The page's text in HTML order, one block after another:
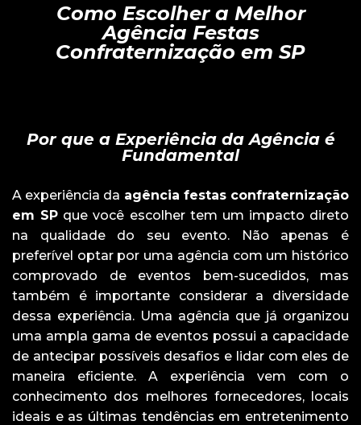
Como Escolher a Melhor
Agência Festas
Confraternização em SP
Por que a Experiência da Agência é
Fundamental
A experiência da agência festas confraternização
em SP que você escolher tem um impacto direto
na qualidade do seu evento. Não apenas é
preferível optar por uma agência com um histórico
comprovado de eventos bem-sucedidos, mas
também é importante considerar a diversidade
dessa experiência. Uma agência que já organizou
uma ampla gama de eventos possui a capacidade
de antecipar possíveis desafios e lidar com eles de
maneira eficiente. A experiência vem com o
conhecimento dos melhores fornecedores, locais
ideais e as últimas tendências em entretenimento